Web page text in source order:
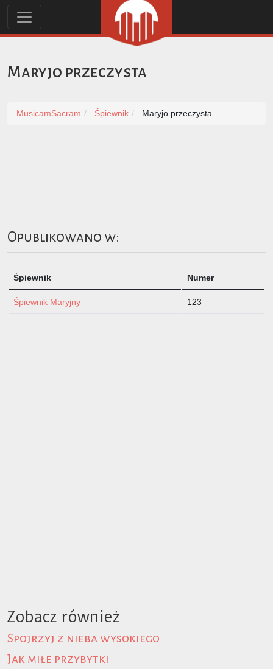
Maryjo przeczysta
MusicamSacram Śpiewnik Maryjo przeczysta
Opublikowano w:
Śpiewnik Numer
Śpiewnik Maryjny 123
Zobacz również
Spojrzyj z nieba wysokiego
Jak miłe przybytki